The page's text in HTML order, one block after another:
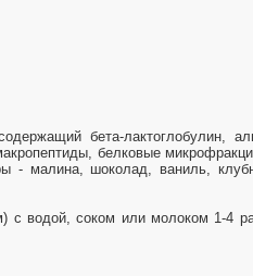
бета-лактоглобулин,
белковые
- малина, шоколад, ваниль,
с водой, соком или молоком 1-4